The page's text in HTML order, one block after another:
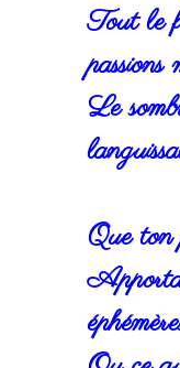
Tout le
passions
Le
Que ton